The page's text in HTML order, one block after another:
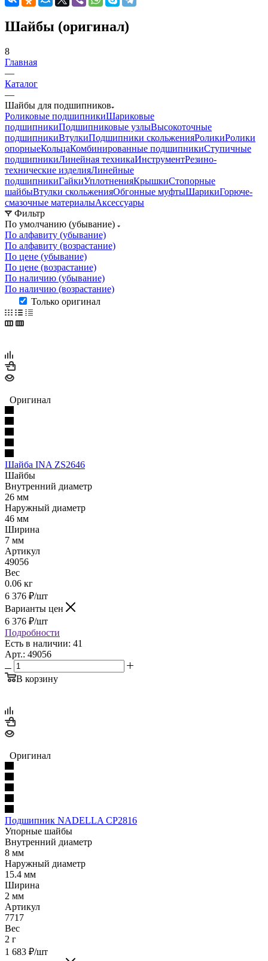
Шайбы (оригинал)
8
Главная
—
Каталог
—
Шайбы для подшипников
Роликовые подшипникиШариковые
подшипникиПодшипниковые узлыВысокоточные
подшипникиВтулкиПодшипники скольженияРоликиРолики
опорныеКольцаКомбинированные подшипникиСтупичные
подшипникиЛинейная техникаИнструментРезино-
технические изделияЛинейные
подшипникиГайкиУплотненияКрышкиСтопорные
шайбыВтулки скольженияОбгонные муфтыШарикиГорюче-
смазочные материалыАксессуары
Фильтр
По умолчанию (убывание)
По алфавиту (убывание)
По алфавиту (возрастание)
По цене (убывание)
По цене (возрастание)
По наличию (убывание)
По наличию (возрастание)
Только оригинал
Оригинал
Шайба INA ZS2646
Шайбы
Внутренний диаметр
26 мм
Наружный диаметр
46 мм
Ширина
7 мм
Артикул
49056
Вес
0.06 кг
6 376 ₽/шт
Варианты цен
6 376 ₽/шт
Подробности
Есть в наличии: 41
Арт.: 49056
В корзину
Оригинал
Подшипник NADELLA CP2816
Упорные шайбы
Внутренний диаметр
8 мм
Наружный диаметр
15.4 мм
Ширина
2 мм
Артикул
7717
Вес
2 г
1 683 ₽/шт